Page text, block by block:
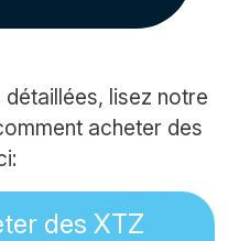
lisez notre
acheter des
des XTZ